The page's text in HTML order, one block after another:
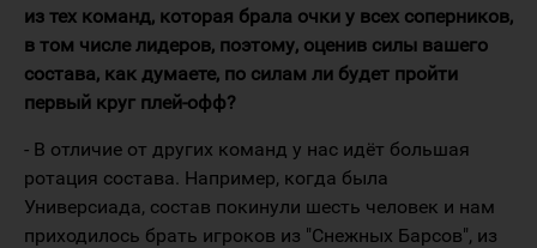
из тех команд, которая брала очки у всех соперников,
в том числе лидеров, поэтому, оценив силы вашего
состава, как думаете, по силам ли будет пройти
первый круг плей-офф?
- В отличие от других команд у нас идёт большая
ротация состава. Например, когда была
Универсиада, состав покинули шесть человек и нам
приходилось брать игроков из "Снежных Барсов", из